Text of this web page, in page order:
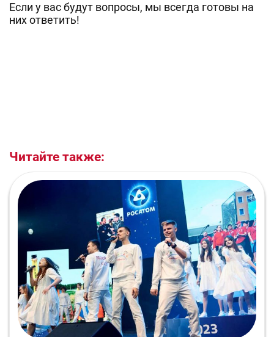
Если у вас будут вопросы, мы всегда готовы на
них ответить!
Читайте также: